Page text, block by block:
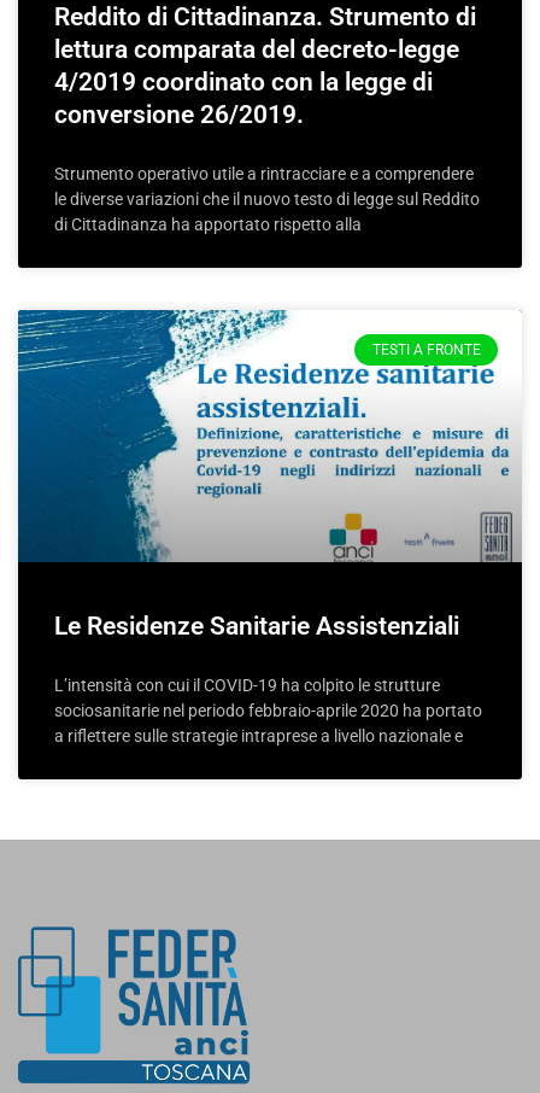
Reddito di Cittadinanza. Strumento di
lettura comparata del decreto-legge
4/2019 coordinato con la legge di
conversione 26/2019.
Strumento operativo utile a rintracciare e a comprendere
le diverse variazioni che il nuovo testo di legge sul Reddito
di Cittadinanza ha apportato rispetto alla
TESTI A FRONTE
Le Residenze Sanitarie Assistenziali
L’intensità con cui il COVID-19 ha colpito le strutture
sociosanitarie nel periodo febbraio-aprile 2020 ha portato
a riflettere sulle strategie intraprese a livello nazionale e